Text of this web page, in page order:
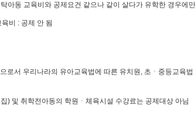
아동 교육비와 공제요건 같으나 같이 살다가 유학한 경우에만
비 : 공제 안 됨
로서 우리나라의 유아교육법에 따른 유치원, 초ㆍ중등교육법
) 및 취학전아동의 학원ㆍ체육시설 수강료는 공제대상 아님